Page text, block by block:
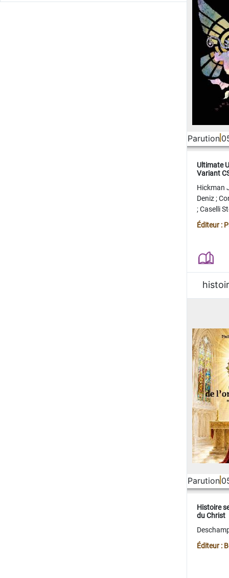
Parution
Ultimate
Variant
Hickman
Deniz;
;Caselli
Juan
Éditeur :
Parution
Histoire
du Christ
Éditeur :